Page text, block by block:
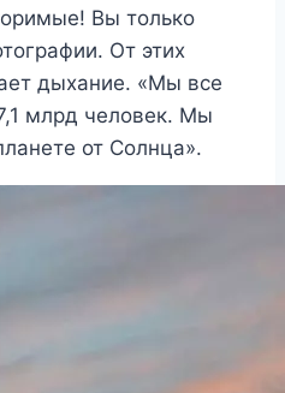
Вы только
От этих
дыхание. «Мы все
млрд человек. Мы
от Солнца».